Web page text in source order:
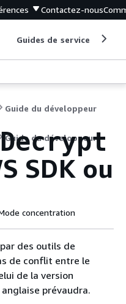
Contactez-nous
Guides de service
Guide du développeur
Guide du développeur
Decrypt
SDK ou
concentration
des outils de
de conflit entre le
de la version
prévaudra.